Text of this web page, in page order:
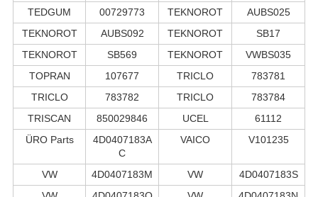
TEDGUM
00729773 TEKNOROT
AUBS025
TEKNOROT
AUBS092 TEKNOROT
SB17
TEKNOROT
SB569 TEKNOROT
VWBS035
TOPRAN
107677 TRICLO
783781
TRICLO
783782 TRICLO
783784
TRISCAN
850029846 UCEL
61112
ÜRO Parts
4D0407183A
C
VAICO V101235
VW 4D0407183M VW
4D0407183S